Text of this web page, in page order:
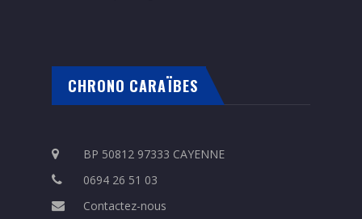
CHRONO CARAÏBES
BP 50812 97333 CAYENNE
0694 26 51 03
Contactez-nous